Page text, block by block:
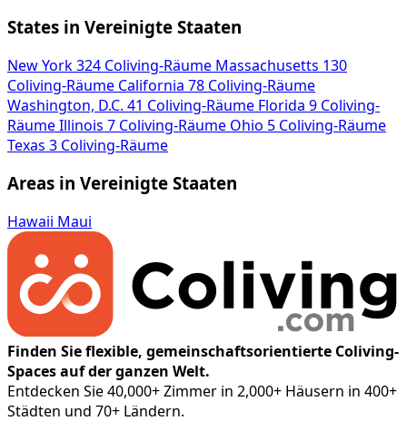
States in Vereinigte Staaten
New York324 Coliving-Räume Massachusetts 130
Coliving-Räume California 78 Coliving-Räume
Washington, D.C. 41 Coliving-Räume Florida 9 Coliving-
RäumeIllinois 7 Coliving-Räume Ohio 5 Coliving-Räume
Texas 3 Coliving-Räume
Areas in Vereinigte Staaten
Hawaii Maui
Finden Sie flexible, gemeinschaftsorientierte Coliving-
Spaces auf der ganzen Welt.
Entdecken Sie 40,000+ Zimmer in 2,000+ Häusern in 400+
Städten und 70+ Ländern.